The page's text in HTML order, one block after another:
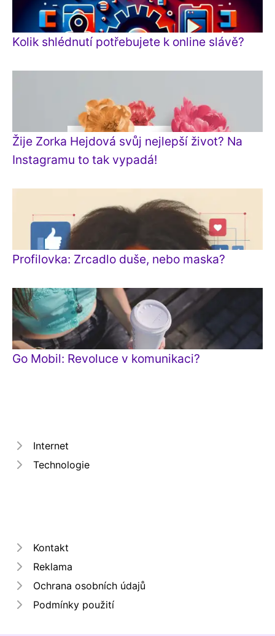
Kolik shlédnutí potřebujete k online slávě?
Žije Zorka Hejdová svůj nejlepší život? Na
Instagramu to tak vypadá!
Profilovka: Zrcadlo duše, nebo maska?
Go Mobil: Revoluce v komunikaci?
Internet
Technologie
Kontakt
Reklama
Ochrana osobních údajů
Podmínky použití